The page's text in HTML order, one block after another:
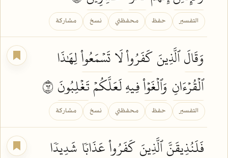
التفسير حفظ محفظتي نسخ مشاركة
وَقَالَٱلَّذِينَكَفَرُواْلَاتَسۡمَعُواْلِهَٰذَا
ٱلۡقُرۡءَانِ وَٱلۡغَوۡاْفِيهِ لَعَلَّكُمۡتَغۡلِبُونَ
التفسير حفظ محفظتي نسخ مشاركة
فَلَنُذِيقَنَّٱلَّذِينَكَفَرُواْعَذَابٗا شَدِيدٗا